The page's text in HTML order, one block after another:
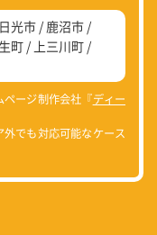
日光市
鹿沼市
町
上三川町
ージ制作会社『ディー
でも対応可能なケース